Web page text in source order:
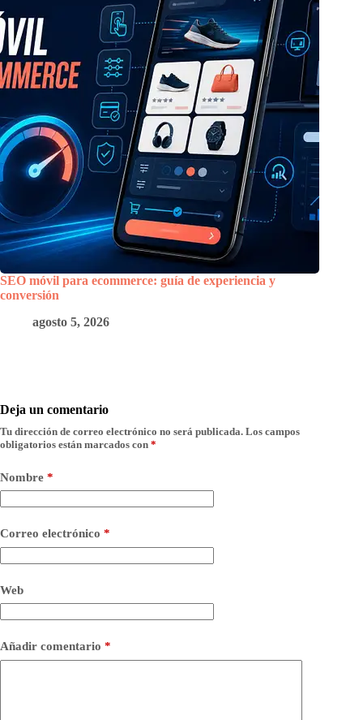
SEO móvil para ecommerce: guía de experiencia y
conversión
agosto 5, 2026
Deja un comentario
Tu dirección de correo electrónico no será publicada. Los campos
obligatorios están marcados con *
Nombre *
Correo electrónico *
Web
Añadir comentario *